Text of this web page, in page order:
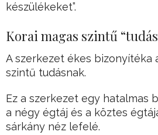
készülékeket”.
Korai magas szintű
A szerkezet ékes bizonyítéka
szintű tudásnak.
Ez a szerkezet egy hatalmas
a négy égtáj és a köztes
sárkány néz lefelé.